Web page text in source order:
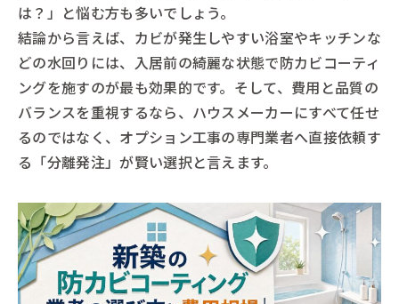
は？」と悩む方も多いでしょう。
結論から言えば、カビが発生しやすい浴室やキッチンな
どの水回りには、入居前の綺麗な状態で防カビコーティ
ングを施すのが最も効果的です。そして、費用と品質の
バランスを重視するなら、ハウスメーカーにすべて任せ
るのではなく、オプション工事の専門業者へ直接依頼す
る「分離発注」が賢い選択と言えます。